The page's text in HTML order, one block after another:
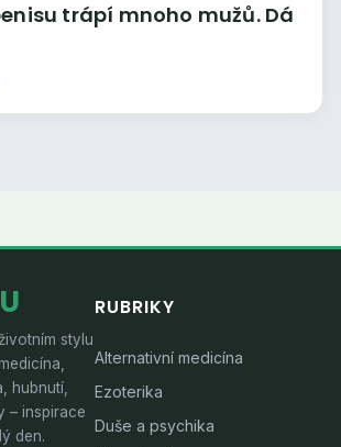
trápí mnoho mužů. Dá
stylu
hubnutí,
– inspirace
den.
RUBRIKY
Alternativní medicína
Ezoterika
Duše a psychika